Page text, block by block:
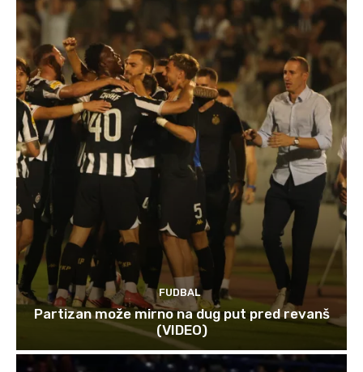
FUDBAL
Partizan može mirno na dug put pred revanš
(VIDEO)